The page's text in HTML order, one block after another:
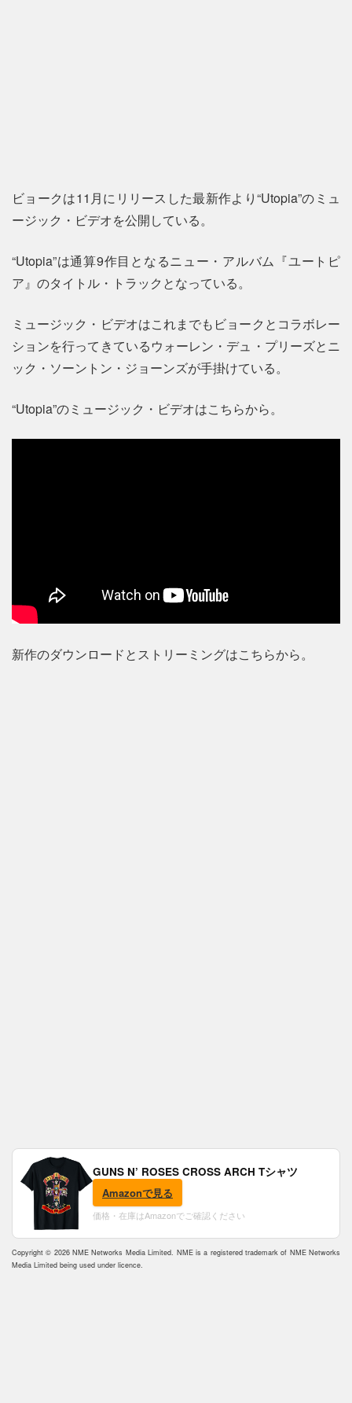
ビョークは11月にリリースした最新作より“Utopia”のミュ
ージック・ビデオを公開している。
“Utopia”は通算9作目となるニュー・アルバム『ユートピ
ア』のタイトル・トラックとなっている。
ミュージック・ビデオはこれまでもビョークとコラボレー
ションを行ってきているウォーレン・デュ・プリーズとニ
ック・ソーントン・ジョーンズが手掛けている。
“Utopia”のミュージック・ビデオはこちらから。
新作のダウンロードとストリーミングはこちらから。
GUNS N’ ROSES CROSS ARCH Tシャツ
Amazonで見る
価格・在庫はAmazonでご確認ください
Copyright © 2026 NME Networks Media Limited. NME is a registered trademark of NME Networks
Media Limited being used under licence.